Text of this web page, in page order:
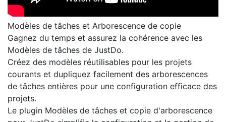
Modèles de tâches et Arborescence de copie
Gagnez du temps et assurez la cohérence avec les
Modèles de tâches de JustDo.
Créez des modèles réutilisables pour les projets
courants et dupliquez facilement des arborescences
de tâches entières pour une configuration efficace des
projets.
Le plugin Modèles de tâches et copie d'arborescence